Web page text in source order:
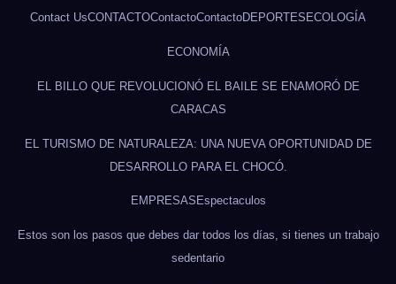
Contact UsCONTACTOContactoContactoDEPORTES ECOLOGÍA
ECONOMÍA
EL BILLO QUE REVOLUCIONÓ EL BAILE SE ENAMORÓ DE
CARACAS
EL TURISMO DE NATURALEZA: UNA NUEVA OPORTUNIDAD DE
DESARROLLO PARA EL CHOCÓ.
EMPRESAS Espectaculos
Estos son los pasos que debes dar todos los días, si tienes un trabajo
sedentario